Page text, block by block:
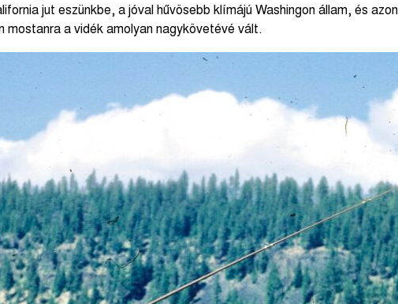
jut eszünkbe, a jóval hűvösebb klímájú Washingon állam, és
mostanra a vidék amolyan nagykövetévé vált.